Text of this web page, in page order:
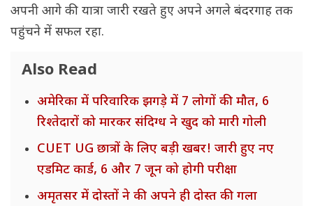
अपनी आगे की यात्रा जारी रखते हुए अपने अगले बंदरगाह तक
पहुंचने में सफल रहा.
Also Read
अमेरिका में परिवारिक झगड़े में 7 लोगों की मौत, 6
रिश्तेदारों को मारकर संदिग्ध ने खुद को मारी गोली
CUET UG छात्रों के लिए बड़ी खबर! जारी हुए नए
एडमिट कार्ड, 6 और 7 जून को होगी परीक्षा
अमृतसर में दोस्तों ने की अपने ही दोस्त की गला